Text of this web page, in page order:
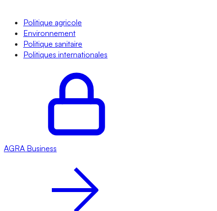
Politique agricole
Environnement
Politique sanitaire
Politiques internationales
AGRA Business